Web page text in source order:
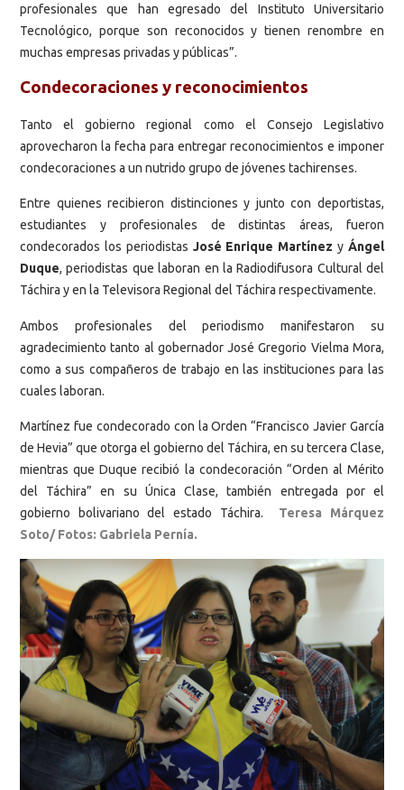
profesionales que han egresado del Instituto Universitario
Tecnológico, porque son reconocidos y tienen renombre en
muchas empresas privadas y públicas”.
Condecoraciones y reconocimientos
Tanto el gobierno regional como el Consejo Legislativo
aprovecharon la fecha para entregar reconocimientos e imponer
condecoraciones a un nutrido grupo de jóvenes tachirenses.
Entre quienes recibieron distinciones y junto con deportistas,
estudiantes y profesionales de distintas áreas, fueron
condecorados los periodistas José Enrique Martínez yÁngel
Duque, periodistas que laboran en la Radiodifusora Cultural del
Táchira y en la Televisora Regional del Táchira respectivamente.
Ambos profesionales del periodismo manifestaron su
agradecimiento tanto al gobernador José Gregorio Vielma Mora,
como a sus compañeros de trabajo en las instituciones para las
cuales laboran.
Martínez fue condecorado con la Orden “Francisco Javier García
de Hevia” que otorga el gobierno del Táchira, en su tercera Clase,
mientras que Duque recibió la condecoración “Orden al Mérito
del Táchira” en su Única Clase, también entregada por el
gobierno bolivariano del estado Táchira. Teresa Márquez
Soto/ Fotos: Gabriela Pernía.